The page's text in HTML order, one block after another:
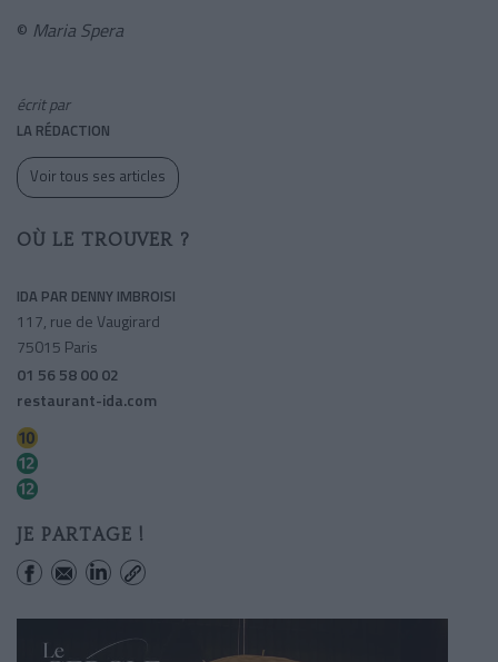
© Maria Spera
écrit par
LA RÉDACTION
Voir tous ses articles
OÙ LE TROUVER ?
IDA PAR DENNY IMBROISI
117, rue de Vaugirard
75015 Paris
01 56 58 00 02
restaurant-ida.com
JE PARTAGE !